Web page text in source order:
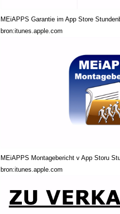
MEiAPPS Garantie im App Store
bron:itunes.apple.com
MEiAPPS Montagebericht v App Storu
bron:itunes.apple.com